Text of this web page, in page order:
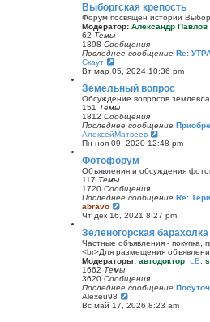
е
д
н
е
м
у
о
б
е
н
и
ю
е
й
т
к
п
с
е
д
е
м
у
с
о
щ
н
и
ю
Выборгская крепость
Форум посвящен истории
Модератор: Александр Павлов
62 Темы
1898 Сообщения
Последнее сообщение Re:
Скаут
е
е
й
т
и
к
п
о
л
е
д
н
е
м
у
о
б
щ
е
н
и
ю
Вт мар 05, 2024 10:36 pm
Земельный вопрос
Обсуждение вопросов
151 Темы
1812 Сообщения
Последнее сообщение
АлексейМатвеев
е
й
т
к
о
л
е
д
н
е
у
о
Пн ноя 09, 2020 12:48 pm
Фотофорум
Объявления и обсуждения
117 Темы
1720 Сообщения
Последнее сообщение Re:
abravo
е
е
й
т
и
к
п
о
с
Чт дек 16, 2021 8:27 pm
Зеленогорская барахолка
Частные объявления - покупка,
<br>Для размещения
Модераторы: автодоктор LB
1662 Темы
3620 Сообщения
Последнее сообщение
Alexeu98
е
Вс май 17, 2026 8:23 am